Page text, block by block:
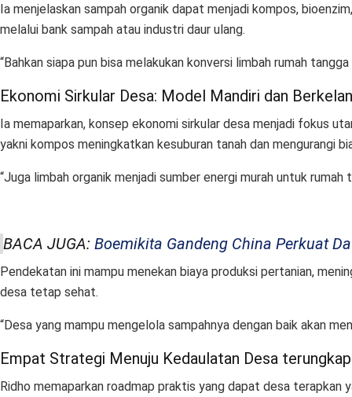
Ia menjelaskan sampah organik dapat menjadi kompos,
melalui bank sampah atau industri daur ulang.
“Bahkan siapa pun bisa melakukan konversi limbah rumah
Ekonomi Sirkular Desa: Model Mandiri dan
Ia memaparkan, konsep ekonomi sirkular desa menjadi fokus
yakni kompos meningkatkan kesuburan tanah dan mengurangi
“Juga limbah organik menjadi sumber energi murah untuk rumah
BACA JUGA: Boemikita Gandeng China Perkuat
Pendekatan ini mampu menekan biaya produksi pertanian,
desa tetap sehat.
“Desa yang mampu mengelola sampahnya dengan baik akan
Empat Strategi Menuju Kedaulatan Desa
Ridho memaparkan roadmap praktis yang dapat desa terapkan